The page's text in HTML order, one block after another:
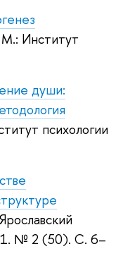
М.: Институт
души:
психологии
№ 2 (50). С. 6–